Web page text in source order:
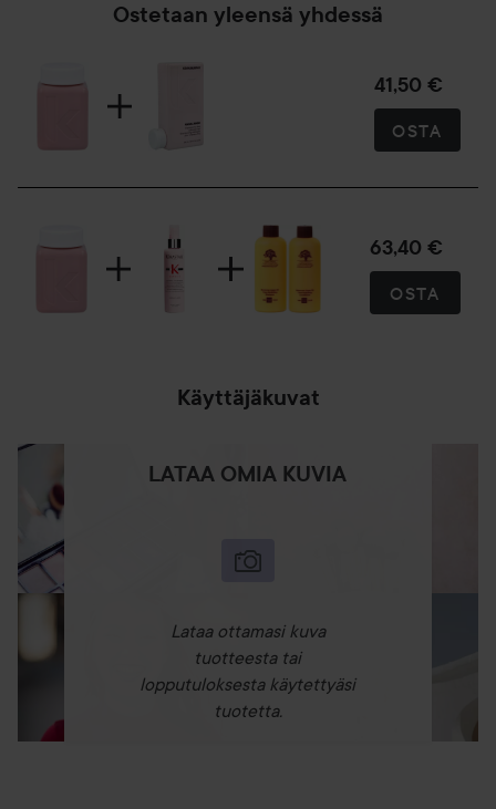
Ostetaan yleensä yhdessä
41,50 €
OSTA
63,40 €
OSTA
Käyttäjäkuvat
LATAA OMIA KUVIA
Lataa ottamasi kuva
tuotteesta tai
lopputuloksesta käytettyäsi
tuotetta.